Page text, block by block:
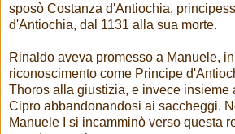
sposò Costanza d'Antiochia,
d'Antiochia, dal 1131 alla sua morte.
Rinaldo aveva promesso a Manuele,
riconoscimento come Principe
Thoros alla giustizia, e invece insieme
Cipro abbandonandosi ai saccheggi.
Manuele I si incamminò verso questa